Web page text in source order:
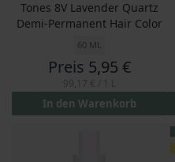
Tones 8V Lavender Quartz
Demi-Permanent Hair Color
60 ML
Preis 5,95 €
In den Warenkorb